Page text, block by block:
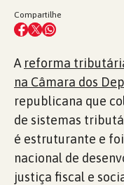
Compartilhe
A reforma
na Câmara dos
republicana que
de sistemas
é estruturante e
nacional de
justiça fiscal e